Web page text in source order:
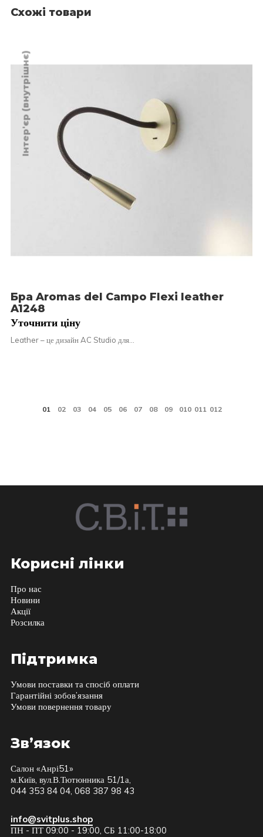
Схожі товари
Інтер'єр (внутрішнє)
Бра Aromas del Campo Flexi leather
A1248
Уточнити ціну
Leather – це дизайн AC Studio для…
Корисні лінки
Про нас
Новини
Акції
Розсилка
Підтримка
Умови поставки та спосіб оплати
Гарантійні зобов’язання
Умови повернення товару
Зв’язок
Салон «Анрі51»
м.Київ, вул.В.Тютюнника 51/1а,
044 353 84 04, 068 387 98 43
info@svitplus.shop
ПН - ПТ 09:00 - 19:00, CБ 11:00-18:00